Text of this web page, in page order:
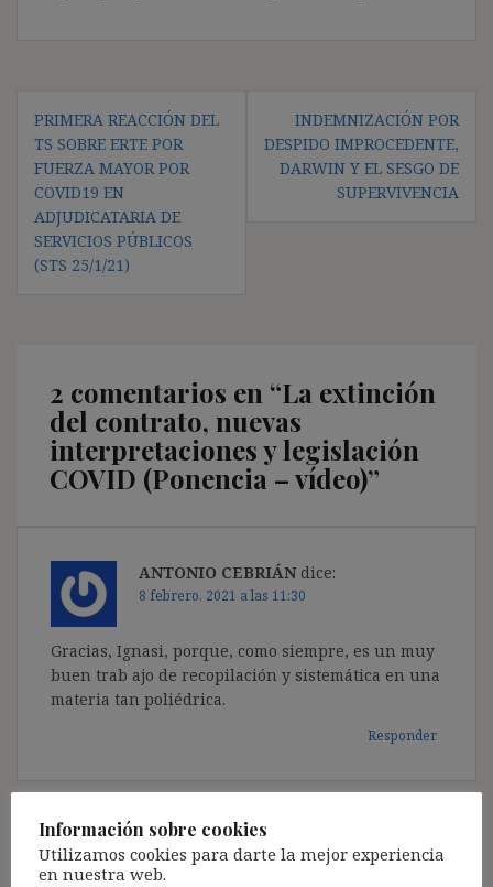
Navegación
de
entradas
PRIMERA REACCIÓN DEL
TS SOBRE ERTE POR
FUERZA MAYOR POR
COVID19 EN
ADJUDICATARIA DE
SERVICIOS PÚBLICOS
(STS 25/1/21)
INDEMNIZACIÓN POR
DESPIDO IMPROCEDENTE,
DARWIN Y EL SESGO DE
SUPERVIVENCIA
2 comentarios en “La extinción
del contrato, nuevas
interpretaciones y legislación
COVID (Ponencia – vídeo)”
ANTONIO CEBRIÁN dice:
8 febrero, 2021 a las 11:30
Gracias, Ignasi, porque, como siempre, es un muy
buen trab ajo de recopilación y sistemática en una
materia tan poliédrica.
Responder
Jesús María dice:
13 febrero, 2021 a las 21:20
Información sobre cookies
Utilizamos cookies para darte la mejor experiencia
en nuestra web.